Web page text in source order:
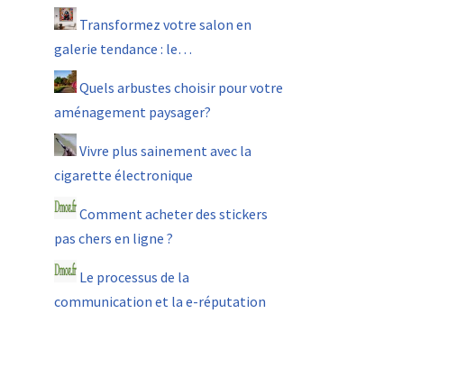
Transformez votre salon en
galerie tendance : le…
Quels arbustes choisir pour votre
aménagement paysager?
Vivre plus sainement avec la
cigarette électronique
Comment acheter des stickers
pas chers en ligne ?
Le processus de la
communication et la e-réputation